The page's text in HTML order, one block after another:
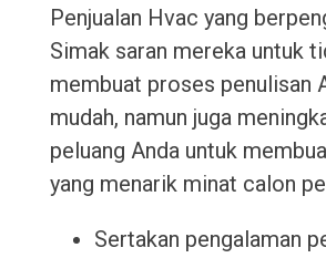
Penjualan Hvac yang
Simak saran mereka untuk
membuat proses penulisan
mudah, namun juga
peluang Anda untuk
yang menarik minat calon
Sertakan pengalaman